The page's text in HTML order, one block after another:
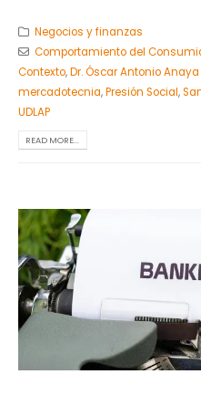
Negocios y finanzas
Comportamiento del
Contexto,Dr. Óscar Antonio Anaya
mercadotecnia,Presión Social,
UDLAP
READ MORE...